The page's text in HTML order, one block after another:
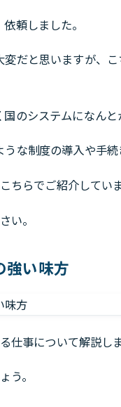
頼しました。
だと思いますが、
のシステムになん
な制度の導入や手
ちらでご紹介してい
い。
強い味方
仕事について解説し
う。